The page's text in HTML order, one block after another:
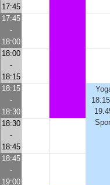
17:45
17:45
-
18:00
18:00
-
18:15
18:15
-
18:30
18:30
-
18:45
18:45
-
19:00